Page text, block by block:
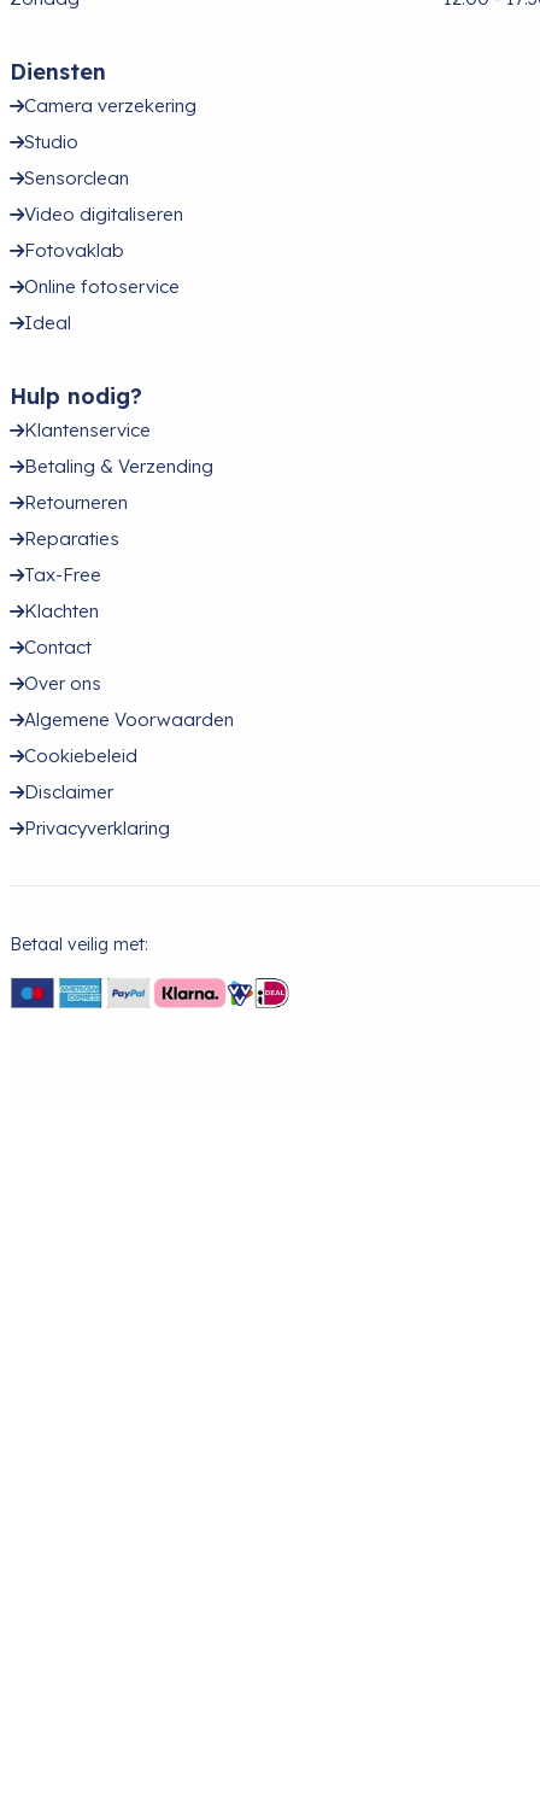
Diensten
Camera verzekering
Studio
Sensorclean
Video digitaliseren
Fotovaklab
Online fotoservice
Ideal
Hulp nodig?
Klantenservice
Betaling & Verzending
Retourneren
Reparaties
Tax-Free
Klachten
Contact
Over ons
Algemene Voorwaarden
Cookiebeleid
Disclaimer
Privacyverklaring
Betaal veilig met: